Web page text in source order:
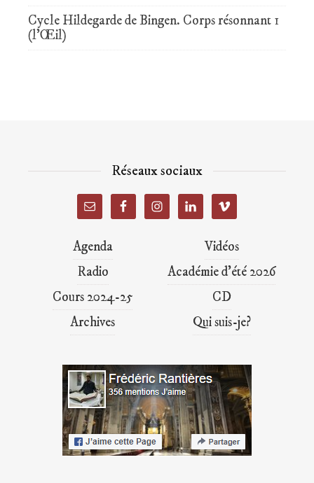
Cycle Hildegarde de Bingen. Corps résonnant 1
(l’Œil)
Réseaux sociaux
Agenda
Vidéos
Radio
Académie d’été 2026
Cours 2024-25
CD
Archives
Qui suis-je?